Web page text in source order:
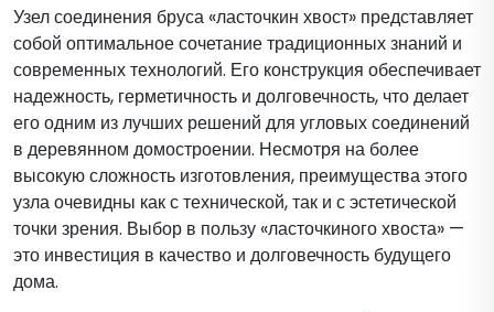
Узел соединения бруса «ласточкин хвост» представляет
собой оптимальное сочетание традиционных знаний и
современных технологий. Его конструкция обеспечивает
надежность, герметичность и долговечность, что делает
его одним из лучших решений для угловых соединений
в деревянном домостроении. Несмотря на более
высокую сложность изготовления, преимущества этого
узла очевидны как с технической, так и с эстетической
точки зрения. Выбор в пользу «ласточкиного хвоста» —
это инвестиция в качество и долговечность будущего
дома.